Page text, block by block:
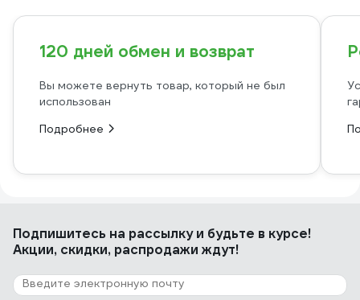
120 дней обмен и возврат
Вы можете вернуть товар, который не был
использован
Подробнее
Подпишитесь на рассылкуи будьте в курсе!
Акции, скидки, распродажи ждут!